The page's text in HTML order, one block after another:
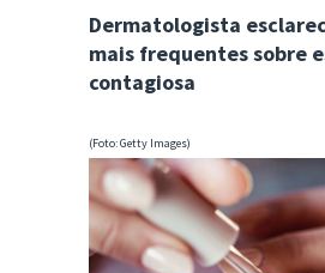
Dermatologista
mais frequentes sobre
contagiosa
(Foto: Getty Images)